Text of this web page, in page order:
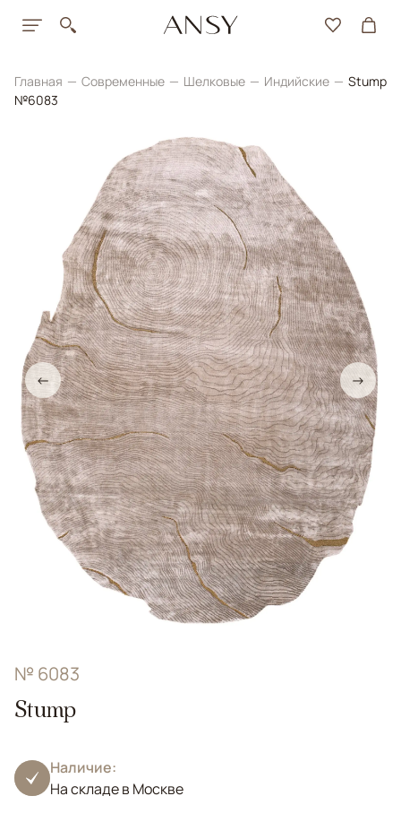
Главная Современные Шелковые Индийские
Stump
№6083
← →
№ 6083
Stump
Наличие:
На складе в Москве